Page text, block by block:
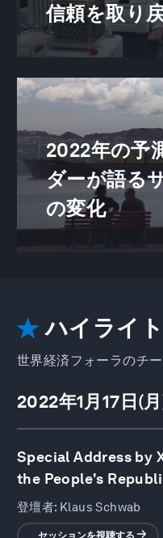
信頼を取り
2022年の予
ダーが語る
の変化
ハイライ
世界経済フォーラのチ
2022年1月17日(
Special Address by
the People's
登壇者: Klaus Schwab